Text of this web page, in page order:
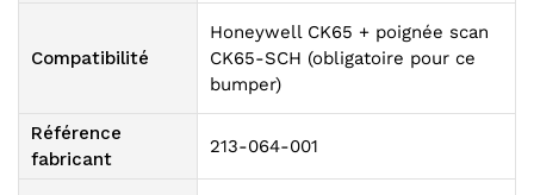
Compatibilité
Honeywell CK65 + poignée scan
CK65-SCH (obligatoire pour ce
bumper)
Référence
fabricant
213-064-001